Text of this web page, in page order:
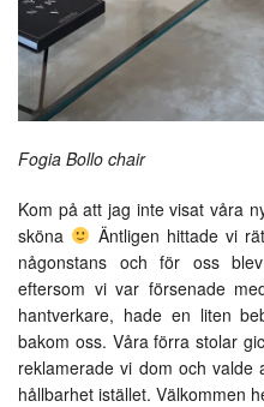
Fogia Bollo chair
Kom på att jag inte visat våra
sköna
Äntligen hittade vi
någonstans och för oss
eftersom vi var försenade
hantverkare, hade en liten
bakom oss. Våra förra stolar
reklamerade vi dom och
hållbarhet istället. Välkommen